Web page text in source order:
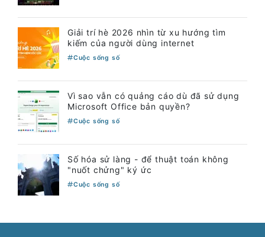
Giải trí hè 2026 nhìn từ xu hướng tìm
kiếm của người dùng internet
Cuộc sống số
Vì sao vẫn có quảng cáo dù đã sử dụng
Microsoft Office bản quyền?
Cuộc sống số
Số hóa sử làng - để thuật toán không
"nuốt chửng" ký ức
Cuộc sống số